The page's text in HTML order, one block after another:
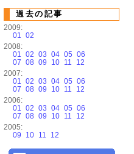
過去の記事
2009:
01 02
2008:
01 02 03 04 05 06
07 08 09 10 11
12
2007:
01 02 03 04 05 06
07 08 09 10 11
12
2006:
01 02 03 04 05 06
07 08 09 10 11
12
2005:
09
10 11 12